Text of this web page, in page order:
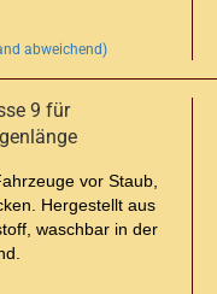
abweichend)
9 für
vor Staub,
Hergestellt aus
waschbar in der